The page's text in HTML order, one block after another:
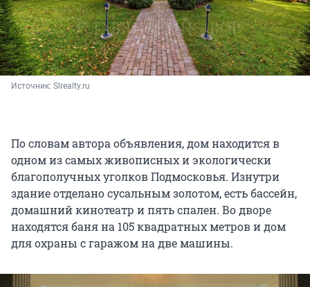
Источник: Slrealty.ru
По словам автора объявления, дом находится в
одном из самых живописных и экологически
благополучных уголков Подмосковья. Изнутри
здание отделано сусальным золотом, есть бассейн,
домашний кинотеатр и пять спален. Во дворе
находятся баня на 105 квадратных метров и дом
для охраны с гаражом на две машины.